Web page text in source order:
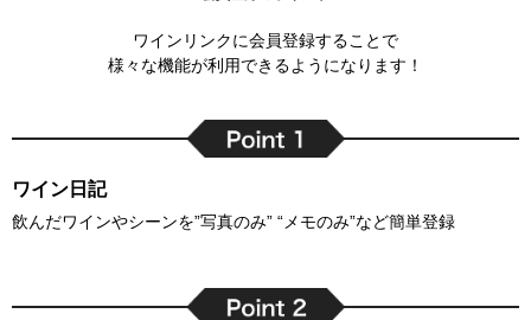
ワインリンクに会員登録することで
様々な機能が利用できるようになります！
ワイン日記
飲んだワインやシーンを”写真のみ” “メモのみ”など簡単登録